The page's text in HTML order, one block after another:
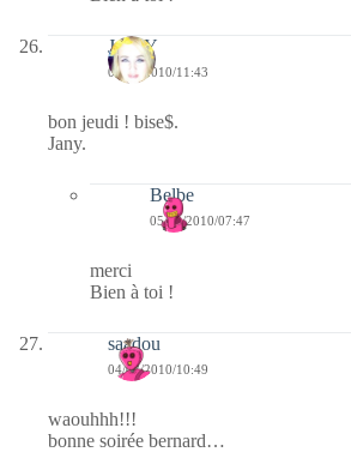
JANY
04/03/2010/11:43
bon jeudi ! bise$.
Jany.
Belbe
05/03/2010/07:47
merci
Bien à toi !
saadou
04/03/2010/10:49
waouhhh!!!
bonne soirée bernard…